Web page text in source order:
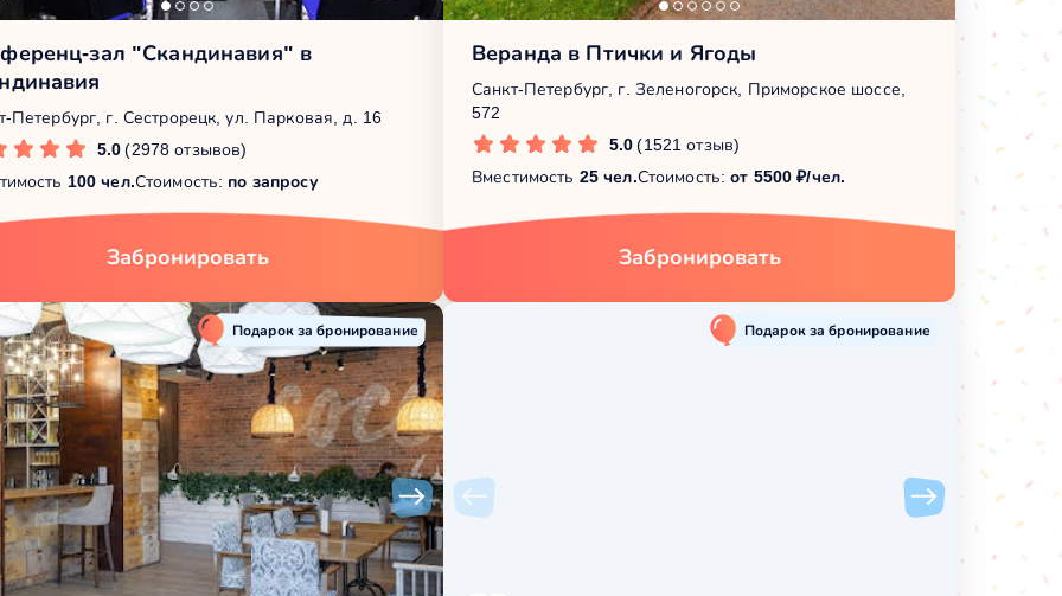
зал "Скандинавия" в
Петербург, г. Сестрорецк, ул. Парковая, д. 16
5.0 (2978 отзывов)
100 чел.Стоимость: по запросу
Забронировать
Веранда в Птички и Ягоды
Санкт-Петербург, г. Зеленогорск, Приморское шоссе,
572
5.0 (1521 отзыв)
Вместимость 25 чел.Стоимость:от 5500 ₽/чел.
Забронировать
Подарок за бронирование Подарок за бронирование